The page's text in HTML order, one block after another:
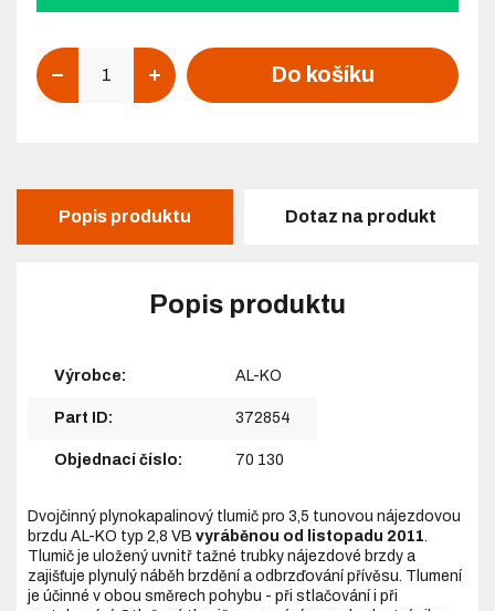
Do košíku
Popis produktu Dotaz na produkt
Popis produktu
Výrobce: AL-KO
Part ID: 372854
Objednací číslo: 70 130
Dvojčinný plynokapalinový tlumič pro 3,5 tunovou nájezdovou
brzdu AL-KO typ 2,8 VBvyráběnou od listopadu 2011
Tlumič je uložený uvnitř tažné trubky nájezdové brzdy a
zajišťuje plynulý náběh brzdění a odbrzďování přívěsu. Tlumení
je účinné v obou směrech pohybu - při stlačování i při